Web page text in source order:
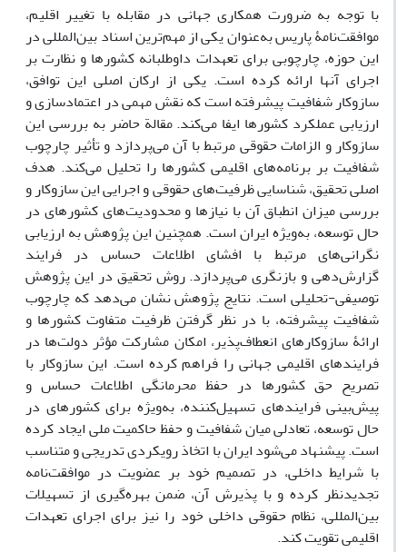
با توجه به ضرورت همکاری جهانی در مقابله با تغییر اقلیم،
موافقت‌نامۀ پاریس به‌عنوان یکی از مهم‌ترین اسناد بین‌المللی در
این حوزه، چارچوبی برای تعهدات داوطلبانه کشورها و نظارت بر
اجرای آنها ارائه کرده است. یکی از ارکان اصلی این توافق،
سازوکار شفافیت پیشرفته است که نقش مهمی در اعتمادسازی و
ارزیابی عملکرد کشورها ایفا می‌کند. مقالة حاضر به بررسی این
سازوکار و الزامات حقوقی مرتبط با آن می‌پردازد و تأثیر چارچوب
شفافیت بر برنامه‌های اقلیمی کشورها را تحلیل می‌کند. هدف
اصلی تحقیق، شناسایی ظرفیت‌های حقوقی و اجرایی این سازوکار و
بررسی میزان انطباق آن با نیازها و محدودیت‌های کشورهای در
حال توسعه، به‌ویژه ایران است. همچنین این پژوهش به ارزیابی
نگرانی‌های مرتبط با افشای اطلاعات حساس در فرایند
گزارش‌دهی و بازنگری می‌پردازد. روش تحقیق در این پژوهش
توصیفی-تحلیلی است. نتایج پژوهش نشان می‌دهد که چارچوب
شفافیت پیشرفته، با در نظر گرفتن ظرفیت متفاوت کشورها و
ارائۀ سازوکارهای انعطاف‌پذیر، امکان مشارکت مؤثر دولت‌ها در
فرایندهای اقلیمی جهانی را فراهم کرده است. این سازوکار با
تصریح حق کشورها در حفظ محرمانگی اطلاعات حساس و
پیش‌بینی فرایندهای تسهیل‌کننده، به‌ویژه برای کشورهای در
حال توسعه، تعادلی میان شفافیت و حفظ حاکمیت ملی ایجاد کرده
است. پیشنهاد می‌شود ایران با اتخاذ رویکردی تدریجی و متناسب
با شرایط داخلی، در تصمیم خود بر عضویت در موافقت‌نامه
تجدیدنظر کرده و با پذیرش آن، ضمن بهره‌گیری از تسهیلات
بین‌المللی، نظام حقوقی داخلی خود را نیز برای اجرای تعهدات
اقلیمی تقویت کند.